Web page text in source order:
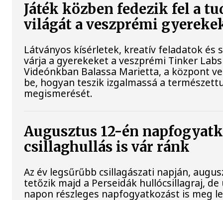
Játék közben fedezik fel a
világát a veszprémi
Látványos kísérletek, kreatív feladatok és
várja a gyerekeket a veszprémi Tinker
Videónkban Balassa Marietta, a központ
be, hogyan teszik izgalmassá a
megismerését.
Augusztus 12-én
csillaghullás is vár ránk
Az év legsűrűbb csillagászati napján,
tetőzik majd a Perseidák hullócsillagraj, de
napon részleges napfogyatkozást is meg